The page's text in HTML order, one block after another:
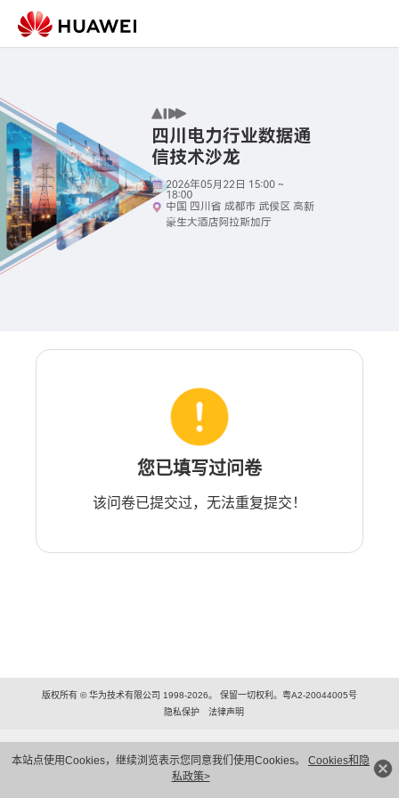
本站点使用Cookies，继续浏览表示您同意我们使用Cookies。 Cookies和隐
私政策>
您已填写过问卷
该问卷已提交过，无法重复提交！
版权所有 © 华为技术有限公司 1998-2026。 保留一切权利。粤A2-20044005号
隐私保护
法律声明